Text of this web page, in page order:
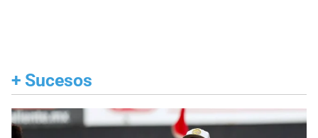
+ Sucesos